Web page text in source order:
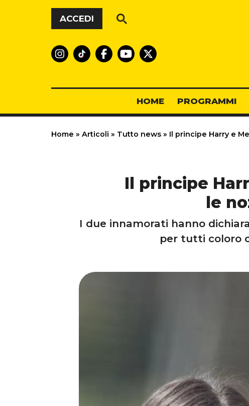
Vai al contenuto
ACCEDI
HOME PROGRAMMI
Home » Articoli » Tutto news » Il principe Harry e
Il principe
le
I due innamorati hanno
per tutti coloro